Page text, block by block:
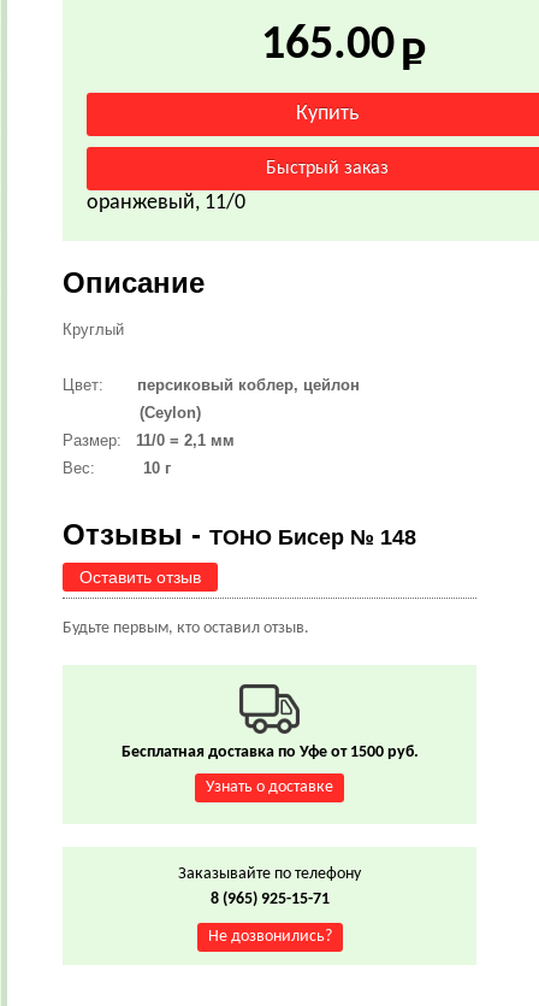
165.00
оранжевый, 11/0
Описание
Круглый
Цвет:
персиковый коблер, цейлон
(Ceylon)
Размер:
11/0 = 2,1 мм
Вес:
10 г
Отзывы - TOHO Бисер № 148
Оставить отзыв
Будьте первым, кто оставил отзыв.
Бесплатная доставка по Уфе от 1500 руб.
Узнать о доставке
Заказывайте по телефону
8 (965) 925-15-71
Не дозвонились?